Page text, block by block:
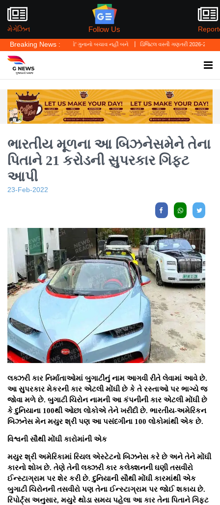
મેગેઝિન Follow Us
Breaking News :
લો' ગુનાનો બચાવ નહીં બને ડિજિટલ વસ્તી ગણતરી 2026-27નો પ્રારંભ, ઘર
ભારતીય મૂળના આ બિઝનેસમેને તેના
પિતાને 21 કરોડની સુપરકાર ગિફ્ટ
આપી
23-Feb-2022
લક્ઝરી કાર નિર્માતાઓમાં બુગાટીનું નામ આગવી રીતે લેવામાં આવે છે.
આ સુપરકાર મેકરની કાર એટલી મોંઘી છે કે તે રસ્તાઓ પર ભાગ્યે જ
જોવા મળે છે. બુગાટી ચિરોન નામની આ કંપનીની કાર એટલી મોંઘી છે
કે દુનિયાના 100થી ઓછા લોકોએ તેને ખરીદી છે. ભારતીય-અમેરિકન
બિઝનેસ મેન મયુર શ્રી પણ આ પસંદગીના 100 લોકોમાંથી એક છે.
વિશ્વની સૌથી મોંઘી કારોમાંની એક
મયુર શ્રી અમેરિકામાં રિયલ એસ્ટેટનો બિઝનેસ કરે છે અને તેને મોંઘી
કારનો શોખ છે. તેણે તેની લક્ઝરી કાર કલેક્શનની ઘણી તસવીરો
ઈન્સ્ટાગ્રામ પર શેર કરી છે. દુનિયાની સૌથી મોંઘી કારમાંથી એક
બુગાટી ચિરોનની તસવીરો પણ તેના ઈન્સ્ટાગ્રામ પર જોઈ શકાય છે.
રિપોર્ટ્સ અનુસાર, મયુરે થોડા સમય પહેલા આ કાર તેના પિતાને ગિફ્ટ